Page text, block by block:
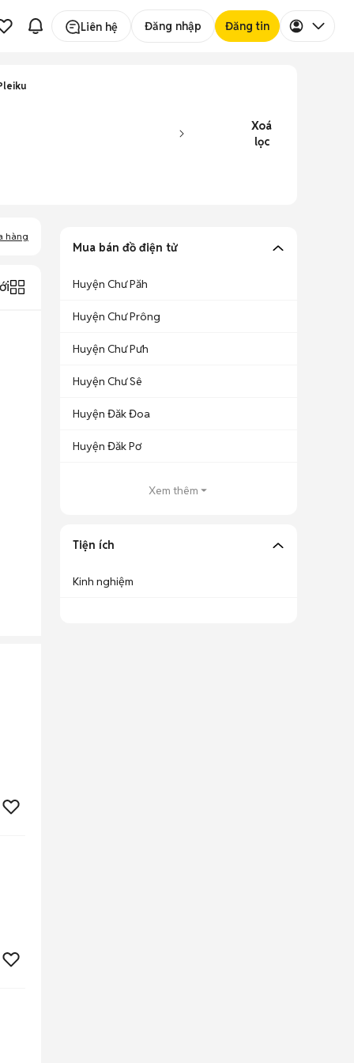
Liên hệ Đăng nhập Đăng tin
Xoá
lọc
hàng
Mua bán đồ điện tử
Huyện Chư Păh
Huyện Chư Prông
Huyện Chư Pưh
Huyện Chư Sê
Huyện Đăk Đoa
Huyện Đăk Pơ
Xem thêm
Tiện ích
Kinh nghiệm